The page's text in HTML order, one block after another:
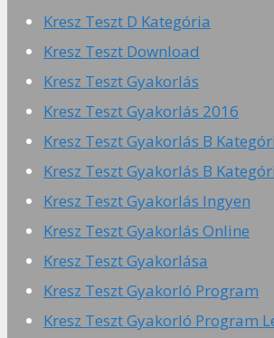
Kresz Teszt D Kategória
Kresz Teszt Download
Kresz Teszt Gyakorlás
Kresz Teszt Gyakorlás 2016
Kresz Teszt Gyakorlás B
Kresz Teszt Gyakorlás B
Kresz Teszt Gyakorlás Ingyen
Kresz Teszt Gyakorlás Online
Kresz Teszt Gyakorlása
Kresz Teszt Gyakorló Program
Kresz Teszt Gyakorló Program